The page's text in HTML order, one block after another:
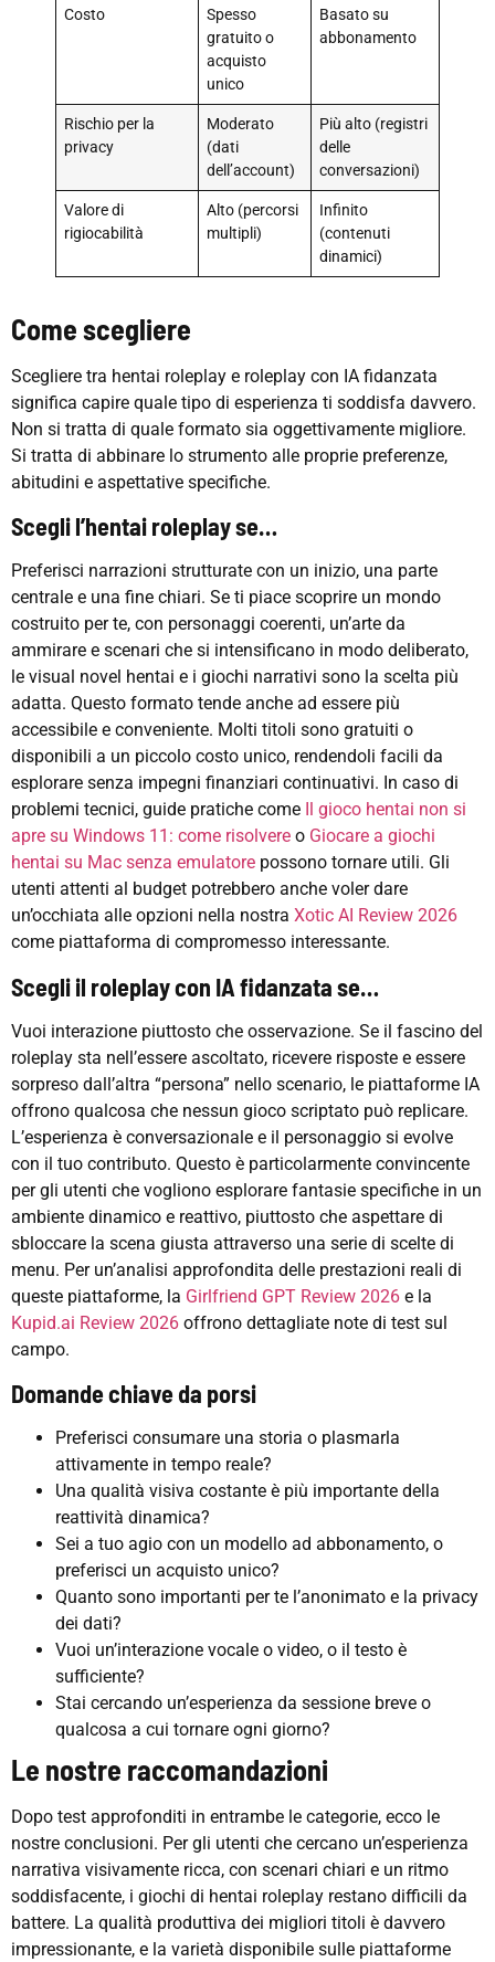
Costo
Spesso
gratuito o
acquisto
unico
Basato su
abbonamento
Rischio per la
privacy
Moderato
(dati
dell’account)
Più alto (registri
delle
conversazioni)
Valore di
rigiocabilità
Alto (percorsi
multipli)
Infinito
(contenuti
dinamici)
Come scegliere
Scegliere tra hentai roleplay e roleplay con IA fidanzata
significa capire quale tipo di esperienza ti soddisfa davvero.
Non si tratta di quale formato sia oggettivamente migliore.
Si tratta di abbinare lo strumento alle proprie preferenze,
abitudini e aspettative specifiche.
Scegli l’hentai roleplay se…
Preferisci narrazioni strutturate con un inizio, una parte
centrale e una fine chiari. Se ti piace scoprire un mondo
costruito per te, con personaggi coerenti, un’arte da
ammirare e scenari che si intensificano in modo deliberato,
le visual novel hentai e i giochi narrativi sono la scelta più
adatta. Questo formato tende anche ad essere più
accessibile e conveniente. Molti titoli sono gratuiti o
disponibili a un piccolo costo unico, rendendoli facili da
esplorare senza impegni finanziari continuativi. In caso di
problemi tecnici, guide pratiche come
Il gioco hentai non si
apre su Windows 11: come risolvere o Giocare a giochi
hentai su Mac senza emulatore possono tornare utili. Gli
utenti attenti al budget potrebbero anche voler dare
un’occhiata alle opzioni nella nostra Xotic AI Review 2026
come piattaforma di compromesso interessante.
Scegli il roleplay con IA fidanzata se…
Vuoi interazione piuttosto che osservazione. Se il fascino del
roleplay sta nell’essere ascoltato, ricevere risposte e essere
sorpreso dall’altra “persona” nello scenario, le piattaforme IA
offrono qualcosa che nessun gioco scriptato può replicare.
L’esperienza è conversazionale e il personaggio si evolve
con il tuo contributo. Questo è particolarmente convincente
per gli utenti che vogliono esplorare fantasie specifiche in un
ambiente dinamico e reattivo, piuttosto che aspettare di
sbloccare la scena giusta attraverso una serie di scelte di
menu. Per un’analisi approfondita delle prestazioni reali di
queste piattaforme, la Girlfriend GPT Review 2026 e la
Kupid.ai Review 2026 offrono dettagliate note di test sul
campo.
Domande chiave da porsi
Preferisci consumare una storia o plasmarla
attivamente in tempo reale?
Una qualità visiva costante è più importante della
reattività dinamica?
Sei a tuo agio con un modello ad abbonamento, o
preferisci un acquisto unico?
Quanto sono importanti per te l’anonimato e la privacy
dei dati?
Vuoi un’interazione vocale o video, o il testo è
sufficiente?
Stai cercando un’esperienza da sessione breve o
qualcosa a cui tornare ogni giorno?
Le nostre raccomandazioni
Dopo test approfonditi in entrambe le categorie, ecco le
nostre conclusioni. Per gli utenti che cercano un’esperienza
narrativa visivamente ricca, con scenari chiari e un ritmo
soddisfacente, i giochi di hentai roleplay restano difficili da
battere. La qualità produttiva dei migliori titoli è davvero
impressionante, e la varietà disponibile sulle piattaforme